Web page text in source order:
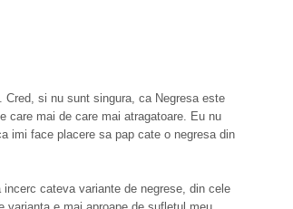
si nu sunt singura, ca Negresa este
care mai de care mai atragatoare. Eu nu
imi face placere sa pap cate o negresa din
cateva variante de negrese, din cele